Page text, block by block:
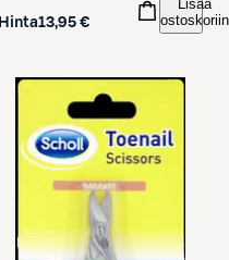
Hinta13,95 €
Lisää
ostoskoriin